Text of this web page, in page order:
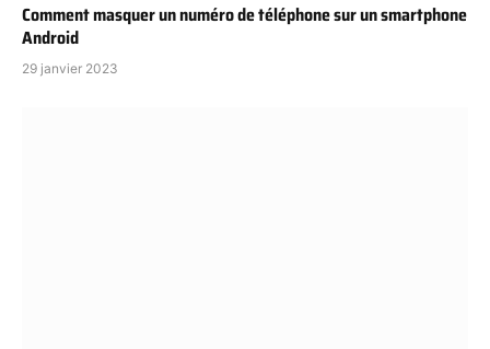
Comment masquer un numéro de téléphone sur un smartphone
Android
29 janvier 2023